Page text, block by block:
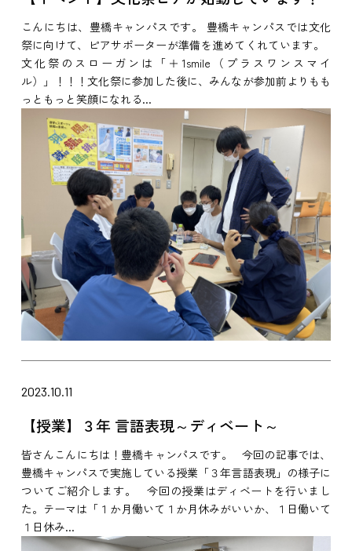
こんにちは、豊橋キャンパスです。 豊橋キャンパスでは文化
祭に向けて、ピアサポーターが準備を進めてくれています。
文化祭のスローガンは「＋1smile（プラスワンスマイ
ル）」！！！文化祭に参加した後に、みんなが参加前よりもも
っともっと笑顔になれる...
2023.10.11
【授業】３年 言語表現～ディベート～
皆さんこんにちは！豊橋キャンパスです。 今回の記事では、
豊橋キャンパスで実施している授業「３年言語表現」の様子に
ついてご紹介します。 今回の授業はディベートを行いまし
た。テーマは「１か月働いて１か月休みがいいか、１日働いて
１日休み...